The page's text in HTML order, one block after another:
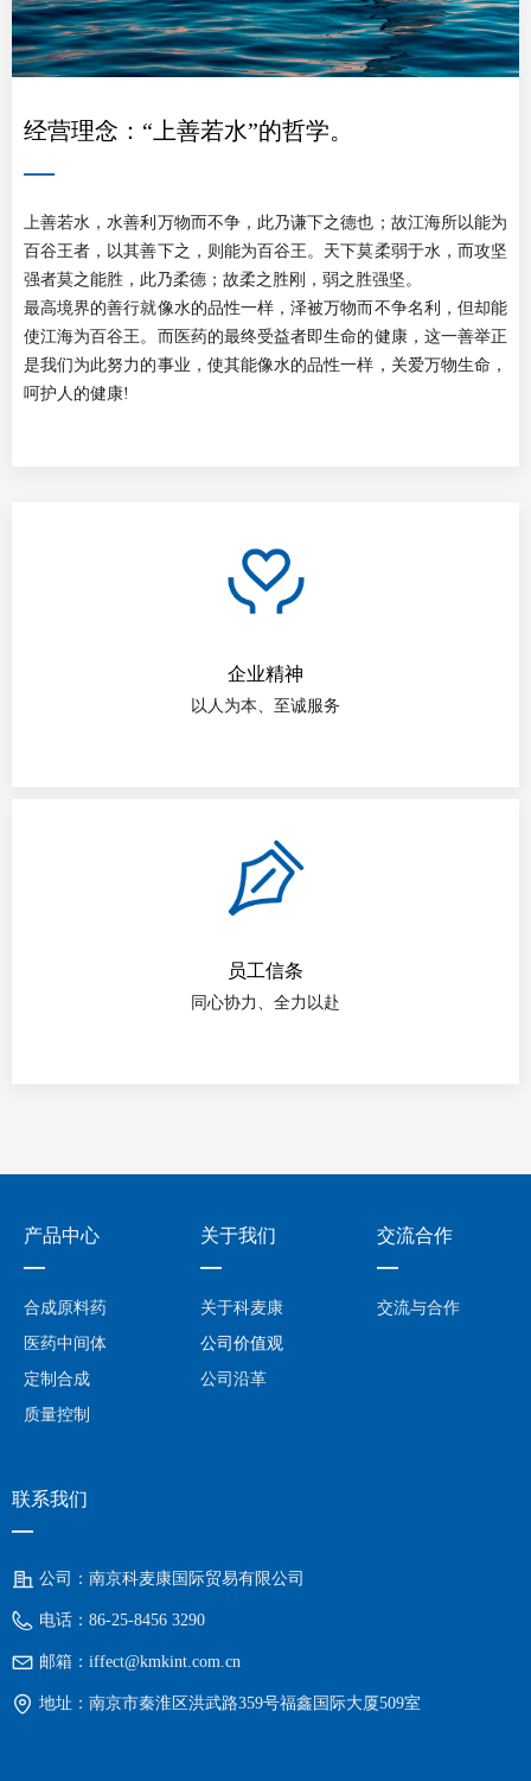
经营理念：“上善若水”的哲学。
—
上善若水，水善利万物而不争，此乃谦下之德也；故江海所以能为
百谷王者，以其善下之，则能为百谷王。天下莫柔弱于水，而攻坚
强者莫之能胜，此乃柔德；故柔之胜刚，弱之胜强坚。
最高境界的善行就像水的品性一样，泽被万物而不争名利，但却能
使江海为百谷王。而医药的最终受益者即生命的健康，这一善举正
是我们为此努力的事业，使其能像水的品性一样，关爱万物生命，
呵护人的健康!
企业精神
以人为本、至诚服务
员工信条
同心协力、全力以赴
联系我们
—
公司： 南京科麦康国际贸易有限公司
电话： 86-25-8456 3290
邮箱： iffect@kmkint.com.cn
地址： 南京市秦淮区洪武路359号福鑫国际大厦509室
合成原料药
医药中间体
定制合成
质量控制
产品中心
—
关于科麦康
公司价值观
公司沿革
关于我们
—
交流合作
—
交流与合作